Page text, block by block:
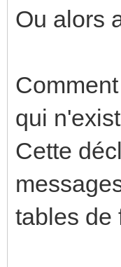
Ou alors
qui
Cette
tables de